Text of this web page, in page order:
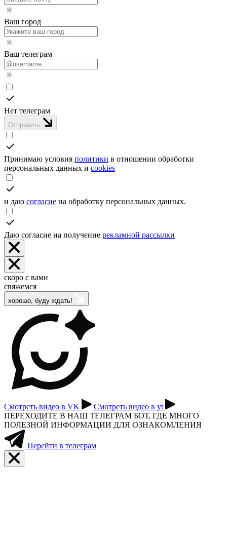
Ваш город
Ваш телеграм
Нет телеграм
Отправить
Принимаю условия политики в отношении обработки
персональных данных и cookies
и даю согласие на обработку персональных данных.
Даю согласие на получение рекламной рассылки
скоро с вами
свяжемся
хорошо, буду ждать!
Смотреть видео в VK
Смотреть видео в yt
ПЕРЕХОДИТЕ В НАШ ТЕЛЕГРАМ БОТ, ГДЕ МНОГО
ПОЛЕЗНОЙ ИНФОРМАЦИИ ДЛЯ ОЗНАКОМЛЕНИЯ
Перейти в телеграм